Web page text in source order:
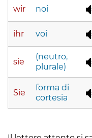
wir noi
ihr voi
sie
(neutro,
plurale)
Sie
forma di
cortesia